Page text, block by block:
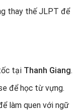
thay thế JLPT để
tại Thanh Giang.
để học từ vựng.
làm quen với ngữ